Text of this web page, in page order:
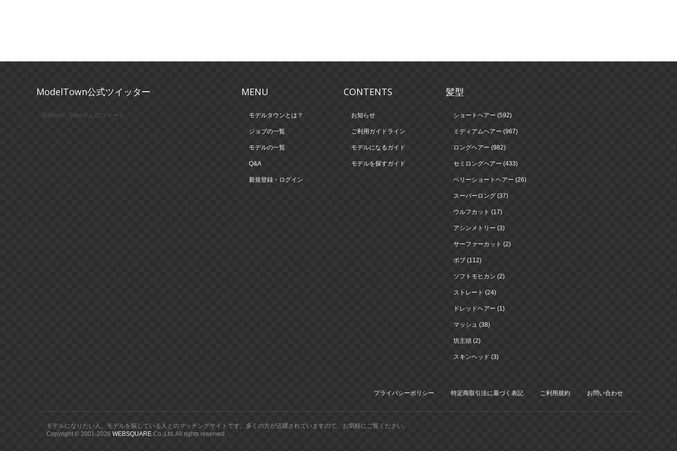
ModelTown公式ツイッター
@Model_Townさんのツイート
MENU
モデルタウンとは？
ジョブの一覧
モデルの一覧
Q&A
新規登録・ログイン
CONTENTS
お知らせ
ご利用ガイドライン
モデルになるガイド
モデルを探すガイド
髪型
ショートヘアー (592)
ミディアムヘアー (967)
ロングヘアー (982)
セミロングヘアー (433)
ベリーショートヘアー (26)
スーパーロング (37)
ウルフカット (17)
アシンメトリー (3)
サーファーカット (2)
ボブ (112)
ソフトモヒカン (2)
ストレート (24)
ドレッドヘアー (1)
マッシュ (38)
坊主頭 (2)
スキンヘッド (3)
プライバシーポリシー 特定商取引法に基づく表記 ご利用規約 お問い合わせ
モデルになりたい人、モデルを探している人とのマッチングサイトです。多くの方が活躍されていますので、お気軽にご覧ください。
Copyright © 2001-2026 WEBSQUARE Co.,Ltd. All rights reserved.